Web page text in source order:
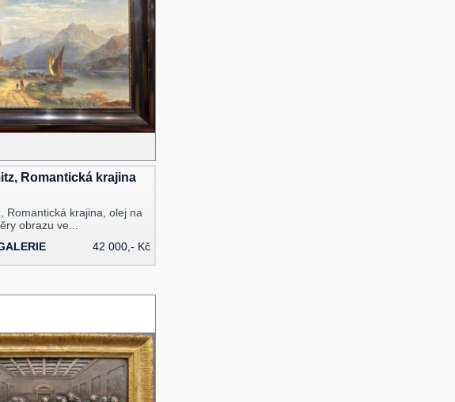
Romantická krajina
Romantická krajina, olej na
obrazu ve...
42 000,- Kč